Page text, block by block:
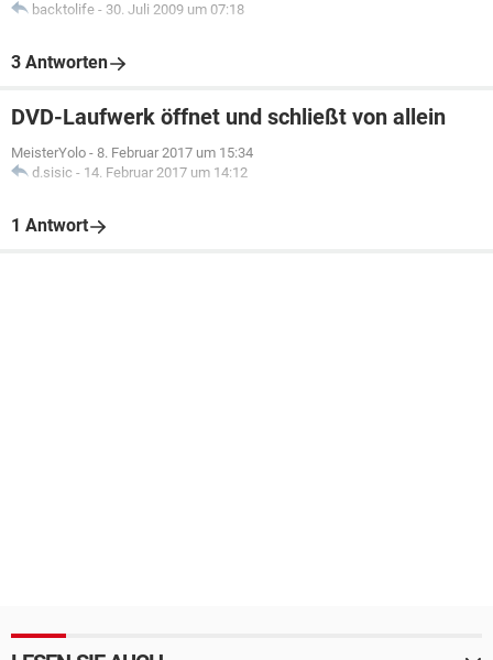
backtolife - 30. Juli 2009 um 07:18
3 Antworten
DVD-Laufwerk öffnet und schließt von allein
MeisterYolo - 8. Februar 2017 um 15:34
d.sisic - 14. Februar 2017 um 14:12
1 Antwort